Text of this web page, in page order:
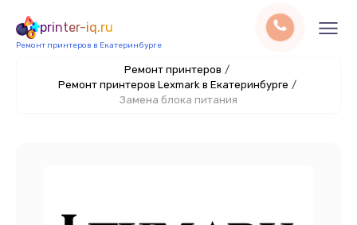
printer-iq.ru
Ремонт принтеров в Екатеринбурге
Ремонт принтеров /
Ремонт принтеров Lexmark в Екатеринбурге /
Замена блока питания